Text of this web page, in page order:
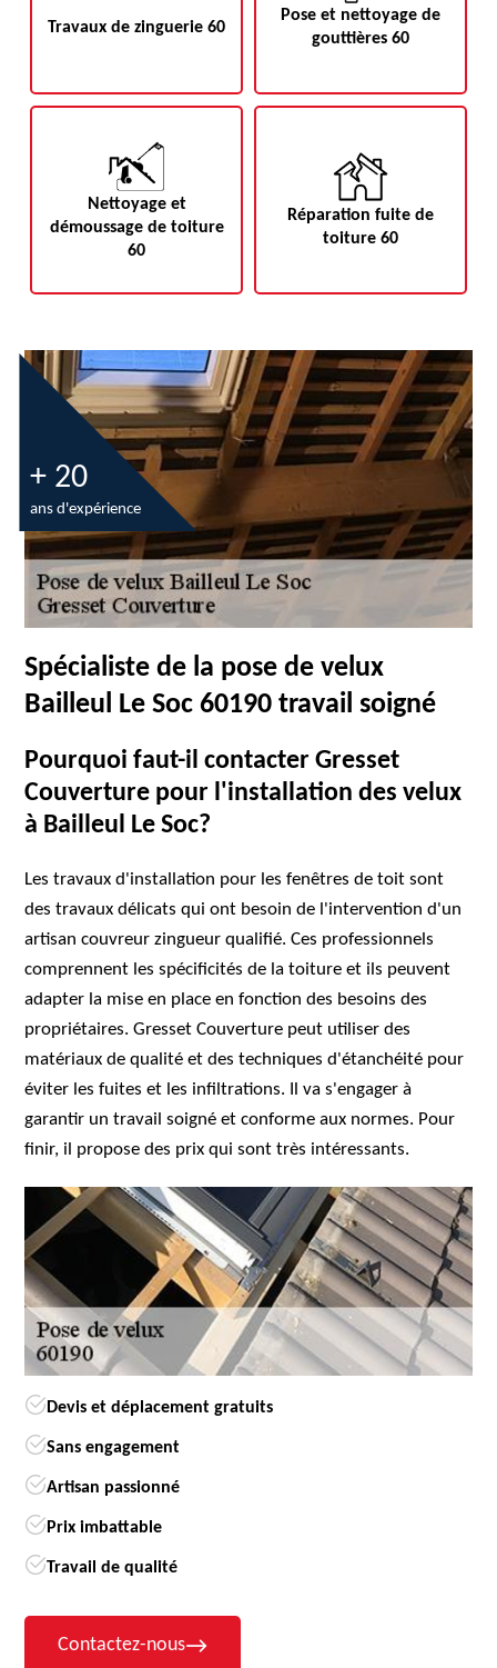
Travaux de zinguerie 60
Pose et nettoyage de
gouttières 60
Nettoyage et
démoussage de toiture
60
Réparation fuite de
toiture 60
+ 20
ans d'expérience
Spécialiste de la pose de velux
Bailleul Le Soc 60190 travail soigné
Pourquoi faut-il contacter Gresset
Couverture pour l'installation des velux
à Bailleul Le Soc?
Les travaux d'installation pour les fenêtres de toit sont
des travaux délicats qui ont besoin de l'intervention d'un
artisan couvreur zingueur qualifié. Ces professionnels
comprennent les spécificités de la toiture et ils peuvent
adapter la mise en place en fonction des besoins des
propriétaires. Gresset Couverture peut utiliser des
matériaux de qualité et des techniques d'étanchéité pour
éviter les fuites et les infiltrations. Il va s'engager à
garantir un travail soigné et conforme aux normes. Pour
finir, il propose des prix qui sont très intéressants.
Devis et déplacement gratuits
Sans engagement
Artisan passionné
Prix imbattable
Travail de qualité
Contactez-nous